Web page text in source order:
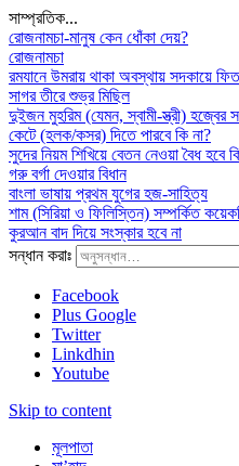
সাম্প্রতিক...
রোজনামচা-মানুষ কেন ধোঁকা দেয়?
রোজনামচা
রমযানে উমরায় থাকা অবস্থায় সদকায়ে
সাগর তীরে শুভ্র মিছিল
দুইজন মুহরিম (যেমন, স্বামী-স্ত্রী)
কেটে (হলক/কসর) দিতে পারবে কি না?
সুদের নিয়ম শিখিয়ে বেতন নেওয়া বৈধ হবে
গরু বর্গা দেওয়ার বিধান
বাংলা ভাষায় প্রথম যুগের হজ-সাহিত্য
শাম (সিরিয়া ও ফিলিস্তিন) সম্পর্কিত
কুরআন বাদ দিয়ে সংস্কার হবে না
সন্ধান করাঃ
Facebook
Plus Google
Twitter
Linkdhin
Youtube
Skip to content
মূলপাতা